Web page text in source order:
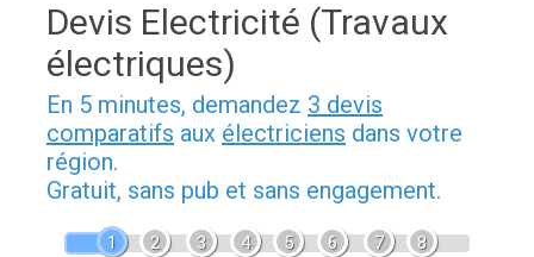
Devis Electricité (Travaux
électriques)
En 5 minutes, demandez 3 devis
comparatifs aux électriciens dans votre
région.
Gratuit, sans pub et sans engagement.
1 2 3 4 5 6 7 8